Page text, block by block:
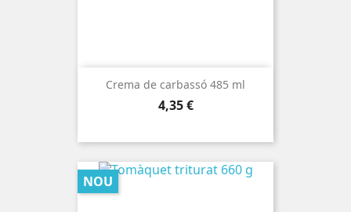
Crema de carbassó 485 ml
Preu
4,35 €
NOU